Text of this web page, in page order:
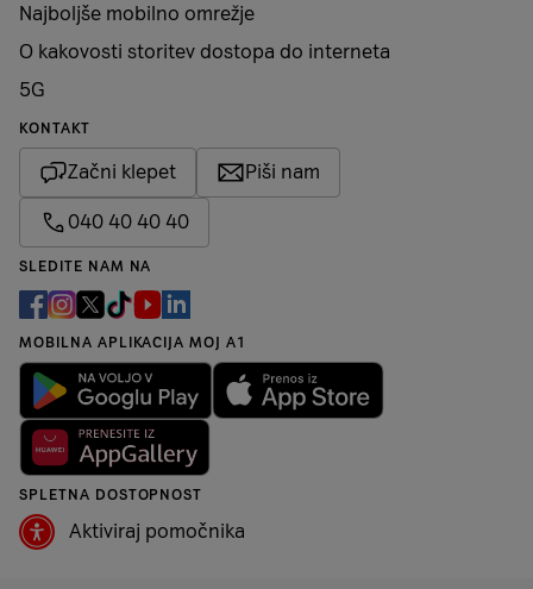
Reža za spominsko
kartico
Maksimalna velikost
Vtičnica za slušalke (in
Varnost Face ID
Procesor
Grafična kartica
Najboljše mobilno omrežje
O kakovosti storitev dostopa do interneta
5G
KONTAKT
Začni klepet Piši nam
040 40 40 40
SLEDITE NAM NA
MOBILNA APLIKACIJA MOJ A1
SPLETNA DOSTOPNOST
Aktiviraj pomočnika